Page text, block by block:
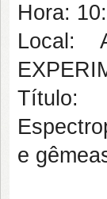
Hora:
Local:
Título:
e